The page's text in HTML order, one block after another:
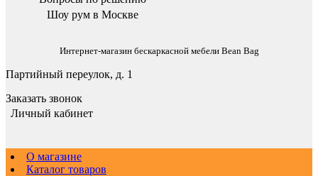
Шоу рум в Москве
Интернет-магазин бескаркасной мебели Bean Bag
Партийный переулок, д. 1
Заказать звонок
Личный кабинет
О магазине
Каталог товаров